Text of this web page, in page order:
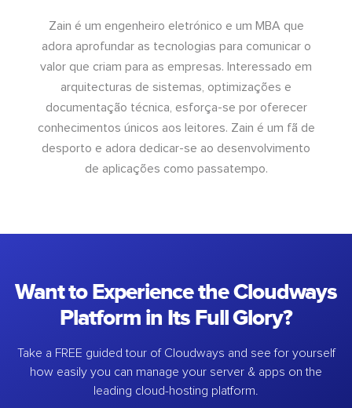
Zain é um engenheiro eletrónico e um MBA que
adora aprofundar as tecnologias para comunicar o
valor que criam para as empresas. Interessado em
arquitecturas de sistemas, optimizações e
documentação técnica, esforça-se por oferecer
conhecimentos únicos aos leitores. Zain é um fã de
desporto e adora dedicar-se ao desenvolvimento
de aplicações como passatempo.
Want to Experience the Cloudways
Platform in Its Full Glory?
Take a FREE guided tour of Cloudways and see for yourself
how easily you can manage your server & apps on the
leading cloud-hosting platform.